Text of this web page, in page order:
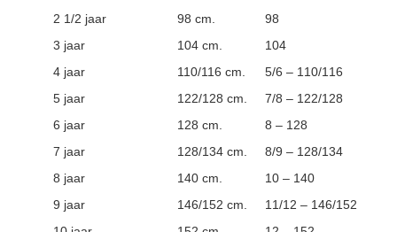
2 1/2 jaar
98 cm.
98
3 jaar
104 cm.
104
4 jaar
110/116 cm.
5/6 – 110/116
5 jaar
122/128 cm.
7/8 – 122/128
6 jaar
128 cm.
8 – 128
7 jaar
128/134 cm.
8/9 – 128/134
8 jaar
140 cm.
10 – 140
9 jaar
146/152 cm.
11/12 – 146/152